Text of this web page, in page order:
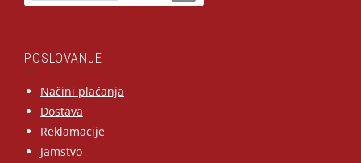
POSLOVANJE
Načini plaćanja
Dostava
Reklamacije
Jamstvo